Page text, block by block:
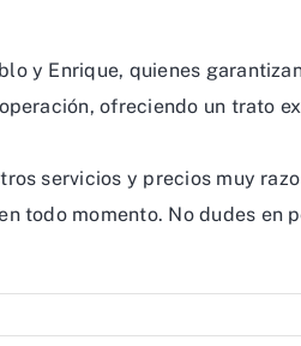
y Enrique, quienes
ofreciendo un trato
servicios y precios muy
todo momento. No dudes en